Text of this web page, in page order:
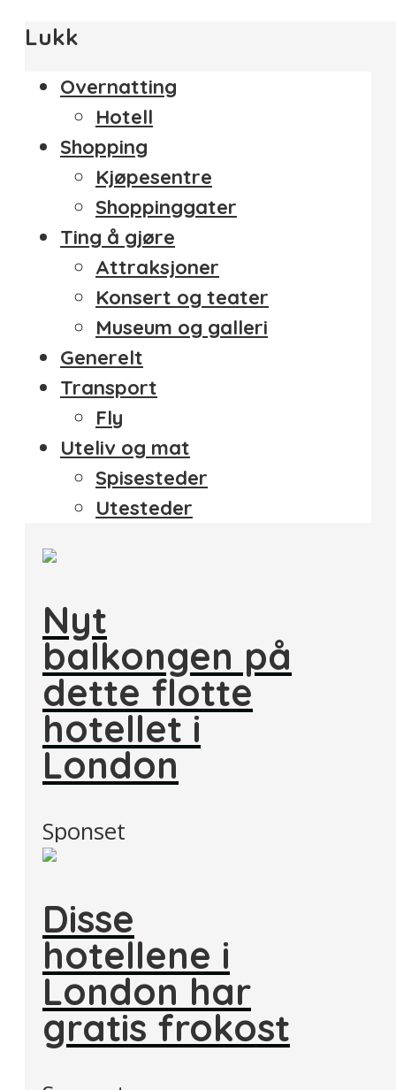
Lukk
Overnatting
Hotell
Shopping
Kjøpesentre
Shoppinggater
Ting å gjøre
Attraksjoner
Konsert og teater
Museum og galleri
Generelt
Transport
Fly
Uteliv og mat
Spisesteder
Utesteder
Nyt
balkongen på
dette flotte
hotellet i
London
Sponset
Disse
hotellene i
London har
gratis frokost